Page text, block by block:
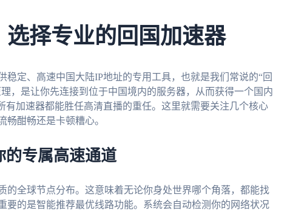
择专业的回国加速器
稳定、高速中国大陆IP地址的专用工具，也就是我们常说的“回
，是让你先连接到位于中国境内的服务器，从而获得一个国内
有加速器都能胜任高清直播的重任。这里就需要关注几个核心
畅酣畅还是卡顿糟心。
的专属高速通道
的全球节点分布。这意味着无论你身处世界哪个角落，都能找
要的是智能推荐最优线路功能。系统会自动检测你的网络状况